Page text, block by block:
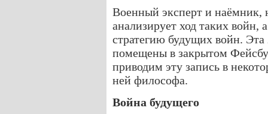
Военный эксперт и наёмник,
анализирует ход таких войн,
стратегию будущих войн.
помещены в закрытом
приводим эту запись в
ней философа.
Война будущего